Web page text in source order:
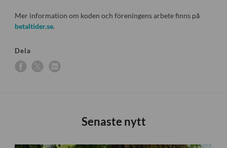
Mer information om koden och föreningens arbete finns på
betaltider.se.
Dela
Senaste nytt